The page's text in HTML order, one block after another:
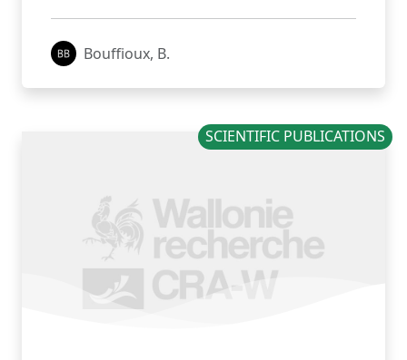
Bouffioux, B.
SCIENTIFIC PUBLICATIONS